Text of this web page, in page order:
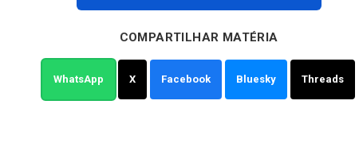
COMPARTILHAR MATÉRIA
WhatsApp X Facebook Bluesky Threads